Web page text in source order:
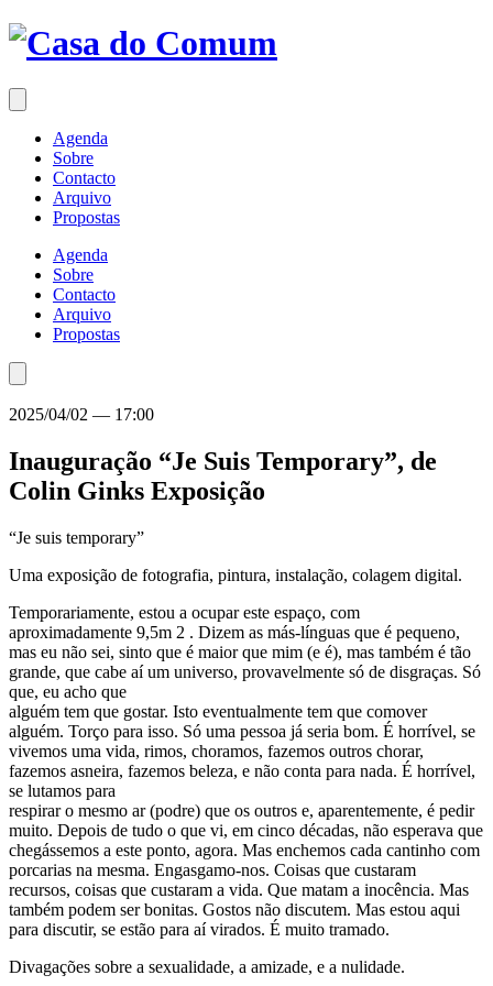
Saltar
para
conteúdo
Agenda
Sobre
Contacto
Arquivo
Propostas
Agenda
Sobre
Contacto
Arquivo
Propostas
2025/04/02 — 17:00
Inauguração “Je Suis Temporary”, de
Colin Ginks Exposição
“Je suis temporary”
Uma exposição de fotografia, pintura, instalação, colagem digital.
Temporariamente, estou a ocupar este espaço, com
aproximadamente 9,5m 2 . Dizem as más-línguas que é pequeno,
mas eu não sei, sinto que é maior que mim (e é), mas também é tão
grande, que cabe aí um universo, provavelmente só de disgraças. Só
que, eu acho que
alguém tem que gostar. Isto eventualmente tem que comover
alguém. Torço para isso. Só uma pessoa já seria bom. É horrível, se
vivemos uma vida, rimos, choramos, fazemos outros chorar,
fazemos asneira, fazemos beleza, e não conta para nada. É horrível,
se lutamos para
respirar o mesmo ar (podre) que os outros e, aparentemente, é pedir
muito. Depois de tudo o que vi, em cinco décadas, não esperava que
chegássemos a este ponto, agora. Mas enchemos cada cantinho com
porcarias na mesma. Engasgamo-nos. Coisas que custaram
recursos, coisas que custaram a vida. Que matam a inocência. Mas
também podem ser bonitas. Gostos não discutem. Mas estou aqui
para discutir, se estão para aí virados. É muito tramado.
Divagações sobre a sexualidade, a amizade, e a nulidade.